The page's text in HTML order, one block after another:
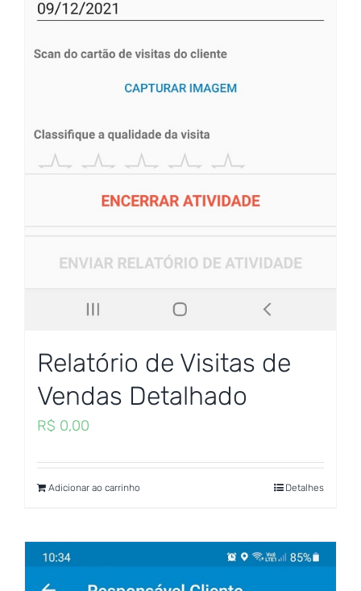
Relatório de Visitas de
Vendas Detalhado
R$ 0,00
Adicionar ao carrinho Detalhes